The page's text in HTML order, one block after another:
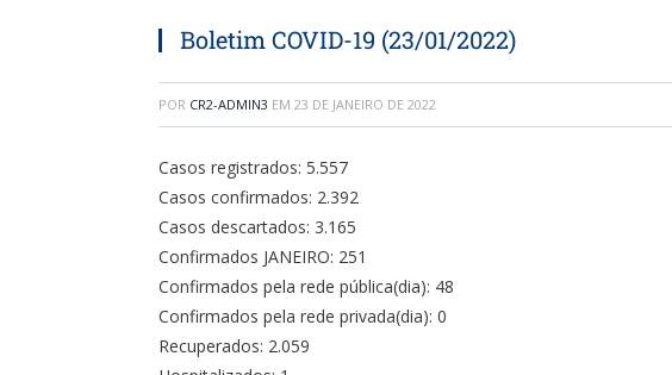
Boletim COVID-19 (23/01/2022)
POR CR2-ADMIN3 EM 23 DE JANEIRO DE 2022
Casos registrados: 5.557
Casos confirmados: 2.392
Casos descartados: 3.165
Confirmados JANEIRO: 251
Confirmados pela rede pública(dia): 48
Confirmados pela rede privada(dia): 0
Recuperados: 2.059